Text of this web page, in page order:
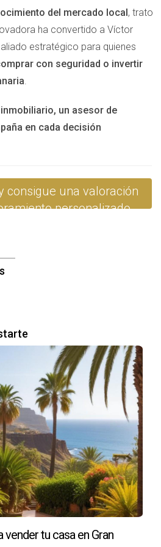
se estaban realizando
Al poner su casa a la
estas mejoras estaban
por un 20% más del valor
de Reparaciones
de tener una buena ubicación,
varias veces antes de
dispuesto a asumir los
y la comprensión del
directamente la valoración y
al mejor precio no tiene por
Conociendo los factores
abordar este proceso con
contar con la ayuda de un
Santana puede
significativa en el mercado
contactarlo para obtener
y asegurarte de que
por tu propiedad.
a Victor Quintana
para iniciar el proceso!
del mercado local, trato
ha convertido a Víctor
estratégico para quienes
con seguridad o invertir
.
un asesor de
en cada decisión
consigue una valoración
personalizado.
tu casa en Gran